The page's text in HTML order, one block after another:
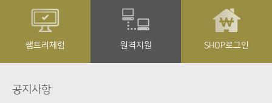
쌤트리체험 원격지원 SHOP로그인
공지사항